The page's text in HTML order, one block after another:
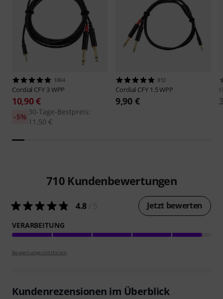
1064
Cordial CFY 3 WPP
10,90 €
30-Tage-Bestpreis:
11,50 €
-5%
812
Cordial CFY 1.5 WPP
9,90 €
710 Kundenbewertungen
4.8 Jetzt bewerten
VERARBEITUNG
Bewertungsrichtlinien
Kundenrezensionen im Überblick